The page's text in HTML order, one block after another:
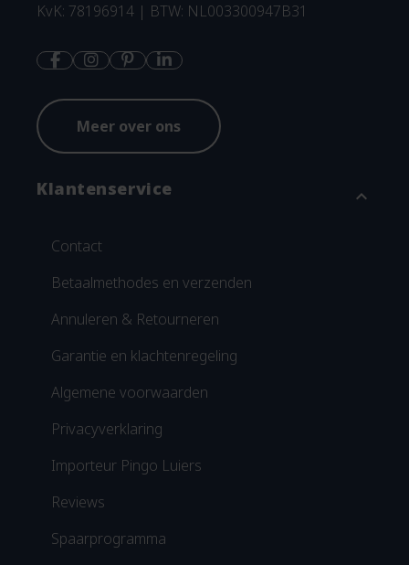
KvK: 78196914 | BTW: NL003300947B31
Meer over ons
Klantenservice expand_more
Contact
Betaalmethodes en verzenden
Annuleren & Retourneren
Garantie en klachtenregeling
Algemene voorwaarden
Privacyverklaring
Importeur Pingo Luiers
Reviews
Spaarprogramma